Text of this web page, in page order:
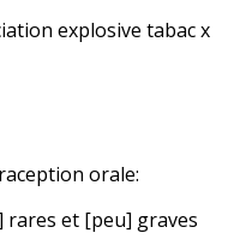
explosive tabac x
orale:
rares et [peu] graves